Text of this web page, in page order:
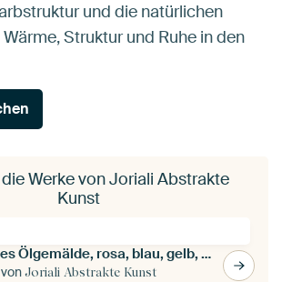
und die natürlichen
Struktur und Ruhe in den
Werke von Joriali Abstrakte
Kunst
Abstraktes Ölgemälde, rosa, blau, gelb, orange, weiß - "Abstrakte Harmonie"
vonJoriali Abstrakte Kunst